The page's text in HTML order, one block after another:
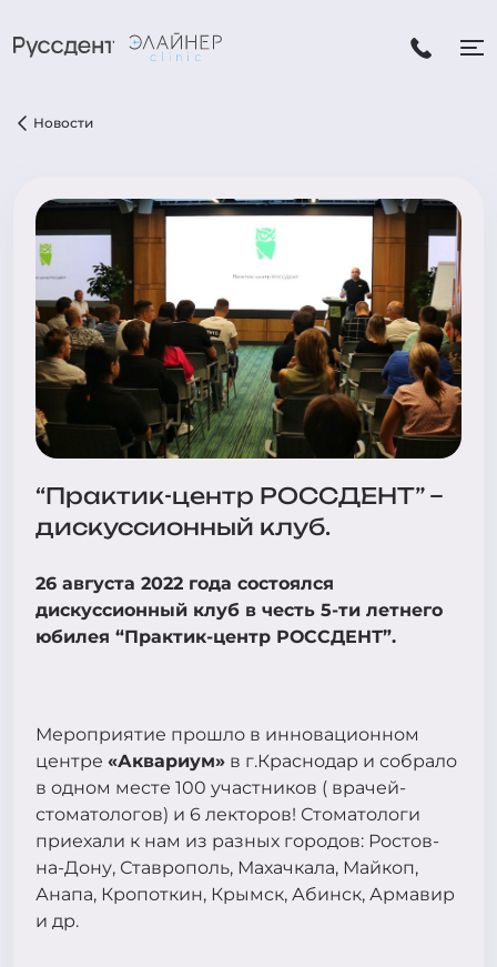
Новости
“Практик-центр РОССДЕНТ” –
дискуссионный клуб.
26 августа 2022 года состоялся
дискуссионный клуб в честь 5-ти летнего
юбилея “Практик-центр РОССДЕНТ”.
Мероприятие прошло в инновационном
центре «Аквариум» в г.Краснодар и собрало
в одном месте 100 участников ( врачей-
стоматологов) и 6 лекторов! Стоматологи
приехали к нам из разных городов: Ростов-
на-Дону, Ставрополь, Махачкала, Майкоп,
Анапа, Кропоткин, Крымск, Абинск, Армавир
и др.